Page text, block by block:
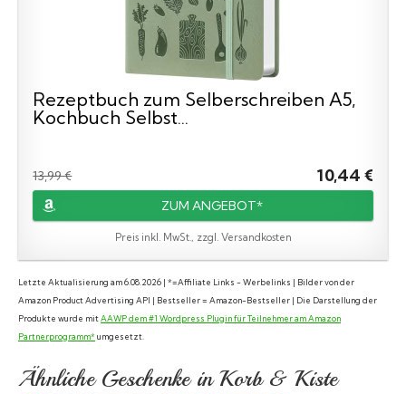
Rezeptbuch zum Selberschreiben A5,
Kochbuch Selbst...
13,99 € 10,44 €
ZUM ANGEBOT*
Preis inkl. MwSt., zzgl. Versandkosten
Letzte Aktualisierung am 6.08.2026 | *=Affiliate Links - Werbelinks | Bilder von der
Amazon Product Advertising API | Bestseller = Amazon-Bestseller | Die Darstellung der
Produkte wurde mitAAWP dem #1 Wordpress Plugin für Teilnehmer am Amazon
Partnerprogramm*umgesetzt.
Ähnliche Geschenke in Korb & Kiste